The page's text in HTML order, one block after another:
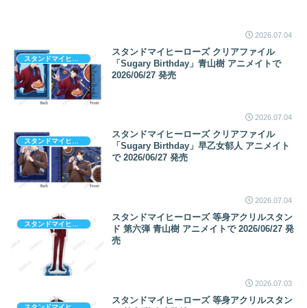
2026.07.04
スタンドマイヒーローズ クリアファイル
「Sugary Birthday」青山樹 アニメイトで
2026/06/27 発売
2026.07.04
スタンドマイヒーローズ
スタンドマイヒーローズ クリアファイル
「Sugary Birthday」早乙女郁人 アニメイト
で 2026/06/27 発売
2026.07.04
スタンドマイヒーローズ
スタンドマイヒーローズ 等身アクリルスタン
ド 第六弾 青山樹 アニメイトで 2026/06/27 発
売
2026.07.03
スタンドマイヒーローズ 等身アクリルスタン